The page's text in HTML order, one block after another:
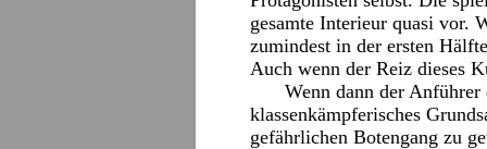
gesamte Interieur quasi vor.
zumindest in der ersten
Auch wenn der Reiz dieses
Wenn dann der
klassenkämpferisches
gefährlichen Botengang zu